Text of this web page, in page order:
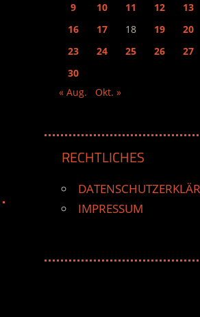
9
10 11 12 13
16
17 18 19 20
23
24 25 26 27
30
« Aug.
Okt. »
RECHTLICHES
IMPRESSUM